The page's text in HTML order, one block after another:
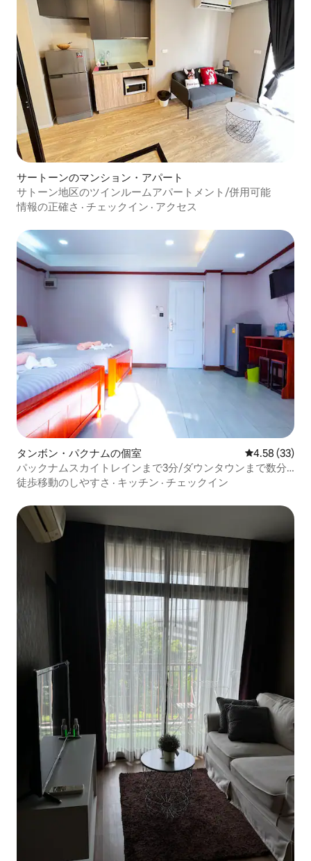
サートーンのマンション・アパート
サトーン地区のツインルームアパートメント/併用可能
情報の正確さ · チェックイン · アクセス
タンボン・パクナムの個室 レビュー33
4.58 (33)
パックナムスカイトレインまで3分/ダウンタウンまで数分/
プール
徒歩移動のしやすさ · キッチン · チェックイン